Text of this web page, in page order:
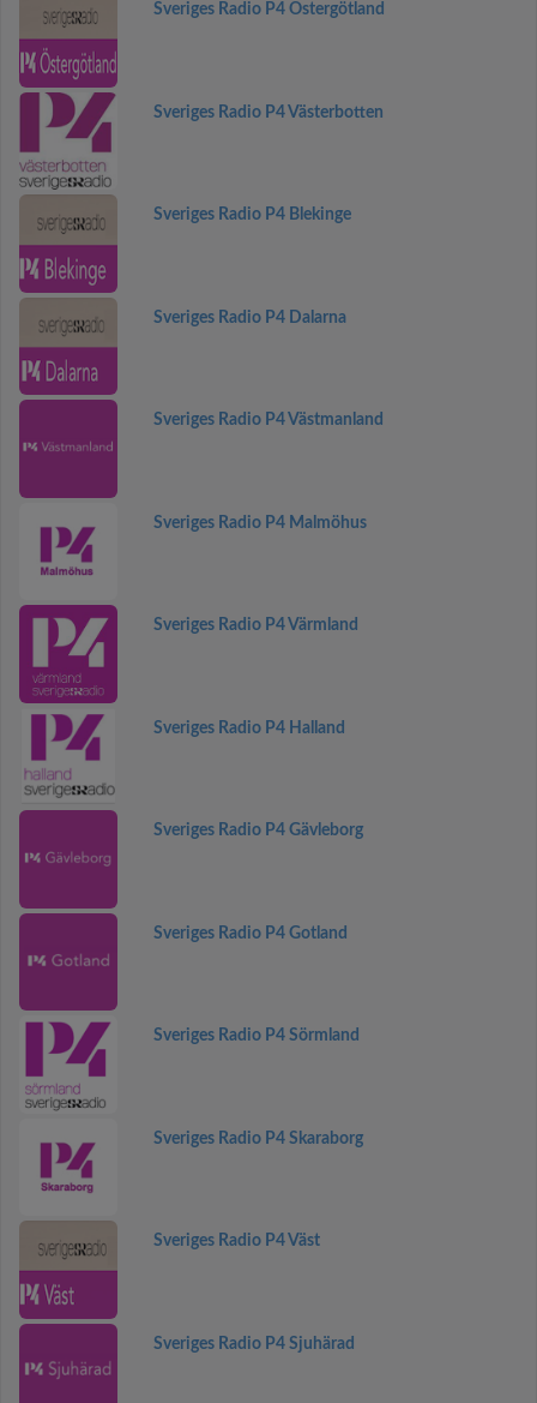
Sveriges Radio P4 Östergötland
Sveriges Radio P4 Västerbotten
Sveriges Radio P4 Blekinge
Sveriges Radio P4 Dalarna
Sveriges Radio P4 Västmanland
Sveriges Radio P4 Malmöhus
Sveriges Radio P4 Värmland
Sveriges Radio P4 Halland
Sveriges Radio P4 Gävleborg
Sveriges Radio P4 Gotland
Sveriges Radio P4 Sörmland
Sveriges Radio P4 Skaraborg
Sveriges Radio P4 Väst
Sveriges Radio P4 Sjuhärad